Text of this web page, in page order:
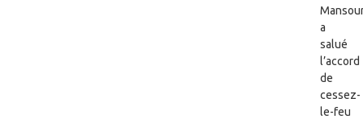
a
salué
l’accord
de
cessez-
le-feu